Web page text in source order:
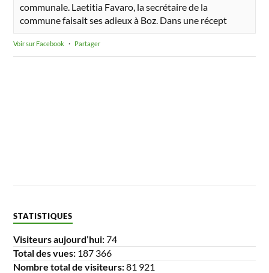
communale. Laetitia Favaro, la secrétaire de la
commune faisait ses adieux à Boz. Dans une récept
Voir sur Facebook · Partager
STATISTIQUES
Visiteurs aujourd’hui:74
Total des vues: 187 366
Nombre total de visiteurs:81 921